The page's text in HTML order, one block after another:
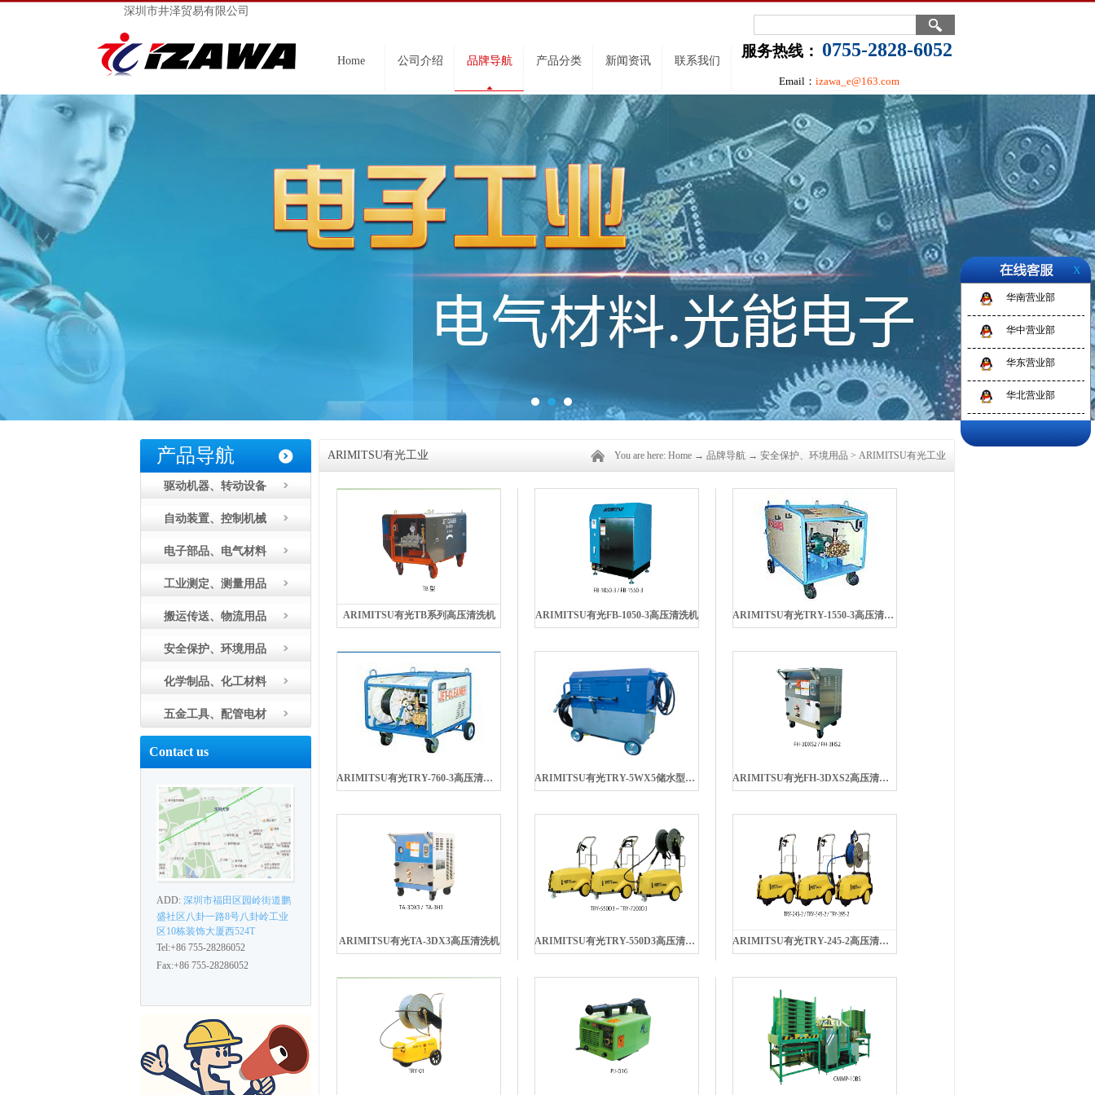
深圳市井泽贸易有限公司
服务热线： 0755-2828-6052
Email： izawa_e@163.com
Home 公司介绍 品牌导航 产品分类 新闻资讯 联系我们
产品导航
驱动机器、转动设备
自动装置、控制机械
电子部品、电气材料
工业测定、测量用品
搬运传送、物流用品
安全保护、环境用品
化学制品、化工材料
五金工具、配管电材
Contact us
ADD: 深圳市福田区园岭街道鹏
盛社区八卦一路8号八卦岭工业
区10栋装饰大厦西524T
Tel:+86 755-28286052
Fax:+86 755-28286052
ARIMITSU有光工业 You are here: Home → 品牌导航 → 安全保护、环境用品 > ARIMITSU有光工业
ARIMITSU有光TB系列高压清洗机 ARIMITSU有光FB-1050-3高压清洗机 ARIMITSU有光TRY-1550-3高压清洗机
ARIMITSU有光TRY-760-3高压清洗机 ARIMITSU有光TRY-5WX5储水型高压清洗机 ARIMITSU有光FH-3DXS2高压清洗机
ARIMITSU有光TA-3DX3高压清洗机 ARIMITSU有光TRY-550D3高压清洗机 ARIMITSU有光TRY-245-2高压清洗机
X
华南营业部
华中营业部
华东营业部
华北营业部